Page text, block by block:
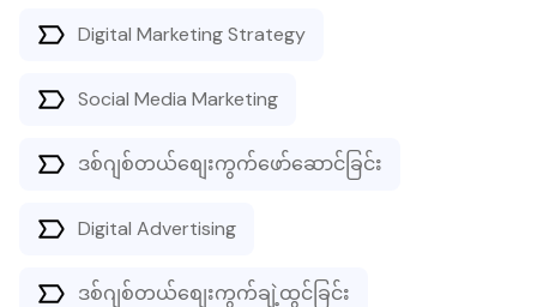
Digital Marketing Strategy
Social Media Marketing
ဒစ်ဂျစ်တယ်စျေးကွက်ဖော်ဆောင်ခြင်း
Digital Advertising
ဒစ်ဂျစ်တယ်စျေးကွက်ချဲ့ထွင်ခြင်း